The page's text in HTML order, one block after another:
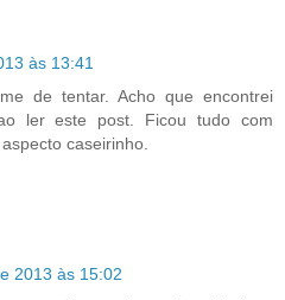
às 13:41
de tentar. Acho que encontrei
ler este post. Ficou tudo com
caseirinho.
2013 às 15:02